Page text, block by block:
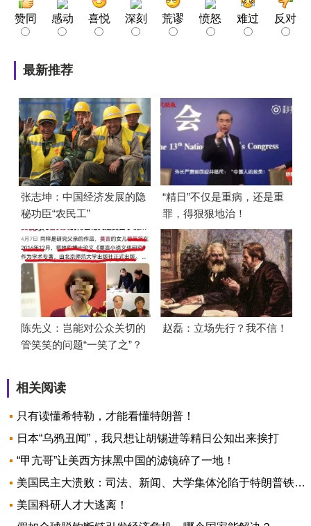
赞同 感动 喜悦 深刻 荒谬 愤怒 难过 反对
最新推荐
张志坤：中国经济发展的隐
秘功臣“农民工”
“精日”不仅是重病，还是重
罪，得狠狠地治！
陈先义：岂能对公众关切的
管笑笑的问题“一笑了之”？
赵磊：立场先行？我不信！
相关阅读
只有读懂希特勒，才能看懂特朗普！
日本“乌鸦丑闻”，我只想让胡锡进等精日公知出来挨打
“甲亢哥”让美西方抹黑中国的滤镜碎了一地！
美国民主大溃败：司法、新闻、大学集体沦陷于特朗普铁拳下
美国科研人才大逃离！